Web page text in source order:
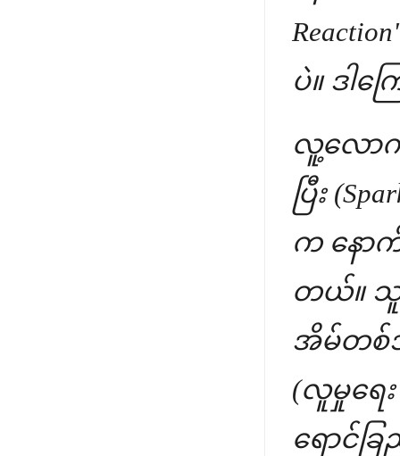
ပဲ။ ဒါက
လူ့လော
ပြီး
က နော
တယ်။ သူ
အိမ်တစ်အိ
(လူမှုရေ
ရောင်ခ